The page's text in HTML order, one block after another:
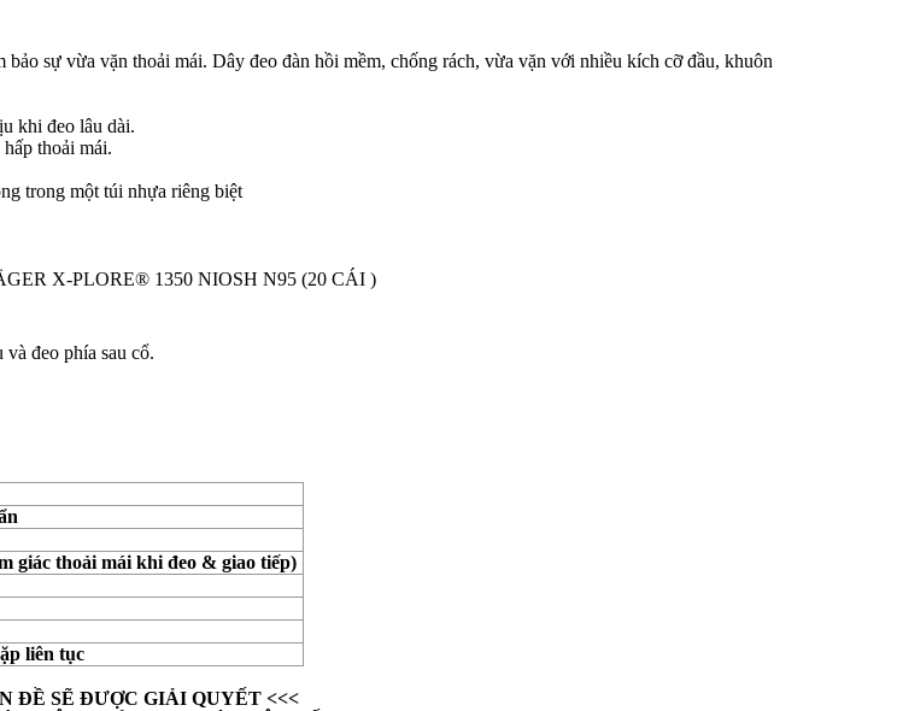
sự vừa vặn thoải mái. Dây đeo đàn hồi mềm, chống rách, vừa vặn với nhiều kích cỡ đầu, khuôn
khi đeo lâu dài.
thoải mái.
trong một túi nhựa riêng biệt
đeo phía sau cổ.
giác thoải mái khi đeo & giao tiếp)
liên tục
ĐỀ SẼ ĐƯỢC GIẢI QUYẾT <<<